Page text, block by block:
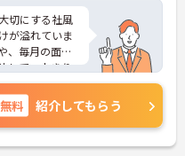
切にする社風
が溢れていま
、毎月の面談
して一人きり
的安全性が高
です。
を目指せる
す。初任者研
、現場での実
無料 紹介してもらう